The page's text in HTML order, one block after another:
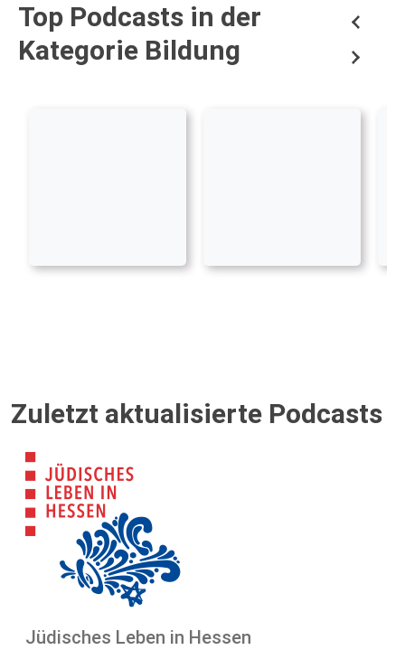
Top Podcasts in der
Kategorie Bildung
Zuletzt aktualisierte Podcasts
Jüdisches Leben in Hessen